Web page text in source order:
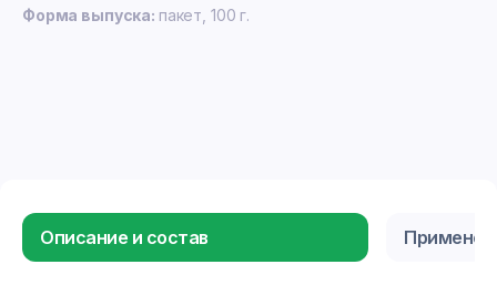
Форма выпуска: пакет, 100 г.
Описание и состав